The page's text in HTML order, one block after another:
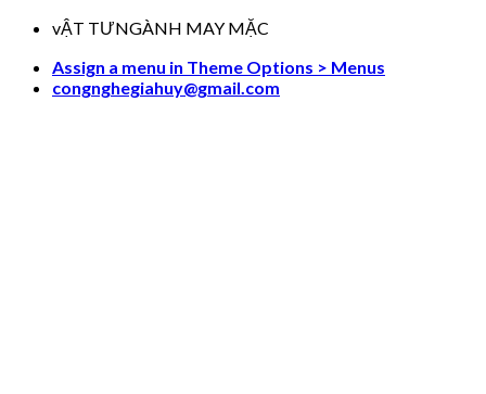
Skip
content
vẬT TƯNGÀNH MAY MẶC
Assign a menu in Theme Options > Menus
congnghegiahuy@gmail.com